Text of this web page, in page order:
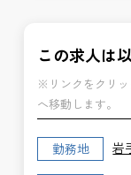
この求人は
※リンクをクリ
へ移動します。
勤務地 岩